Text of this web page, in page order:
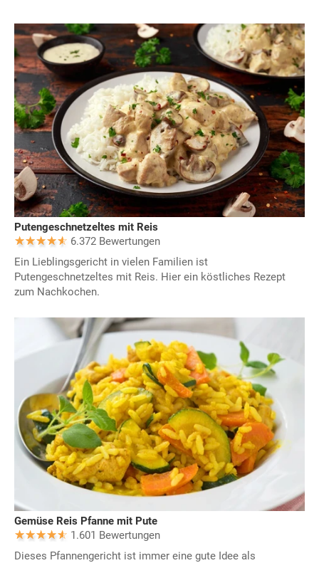
Putengeschnetzeltes mit Reis
6.372 Bewertungen
Ein Lieblingsgericht in vielen Familien ist
Putengeschnetzeltes mit Reis. Hier ein köstliches Rezept
zum Nachkochen.
Gemüse Reis Pfanne mit Pute
1.601 Bewertungen
Dieses Pfannengericht ist immer eine gute Idee als